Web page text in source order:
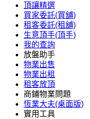
頂讓精選
買家委託(買舖)
租客委託(租舖)
生意頂手(頂手)
我的查詢
放盤助手
物業出售
物業出租
租客放頂
商鋪物業問題
恆業大夫(桌面版)
實用工具